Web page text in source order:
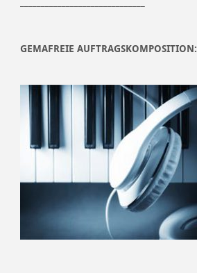
GEMAFREIE AUFTRAGSKOMPOSITION: